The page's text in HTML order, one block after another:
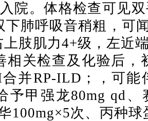
院。体格检查可见
下肺呼吸音稍粗，可
上肢肌力4+级，左近
相关检查及化验后
并RP-ILD；，可能
予甲强龙80mg qd、
100mg×5次、丙种